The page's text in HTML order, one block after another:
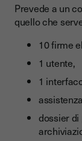
Prevede a un
quello che
10 firme
1 utente,
1
dossier